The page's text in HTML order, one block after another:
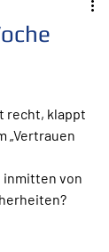
recht, klappt
„Vertrauen
inmitten von